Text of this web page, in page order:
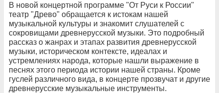
В новой концертной программе "От Руси к России"
театр "Древо" обращается к истокам нашей
музыкальной культуры и знакомит слушателей с
сокровищами древнерусской музыки. Это подробный
рассказ о жанрах и этапах развития древнерусской
музыки, историческом контексте, идеалах и
устремлениях народа, которые нашли выражение в
песнях этого периода истории нашей страны. Кроме
гуслей различного вида, в концерте прозвучат и другие
древнерусские музыкальные инструменты.